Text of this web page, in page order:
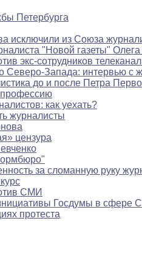
Петербурга
исключили из Союза
"Новой газеты"
экс-сотрудников
Северо-Запада: интервью с
до и после Петра
как уехать?
журналисты
цензура
за сломанную руку
СМИ
Госдумы в сфере
протеста